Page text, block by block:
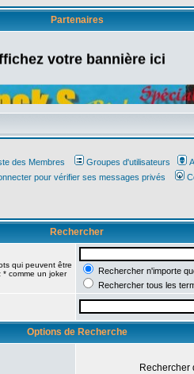
Partenaires
votre bannière ici
des Membres Groupes d'utilisateurs
pour vérifier ses messages privés
Rechercher
qui peuvent être
* comme un joker
Rechercher n'importe
Rechercher tous les
Options de Recherche
Rechercher